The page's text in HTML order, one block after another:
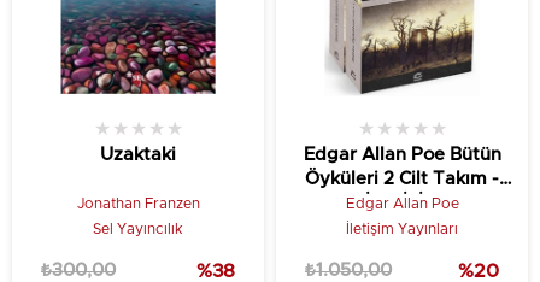
Uzaktaki
★ ★ ★ ★ ★
Jonathan Franzen
Sel Yayıncılık
₺300,00 %38
Edgar Allan Poe Bütün
Öyküleri 2 Cilt Takım -
İLETİŞİM
★ ★ ★ ★ ★
Edgar Allan Poe
İletişim Yayınları
₺1.050,00 %20